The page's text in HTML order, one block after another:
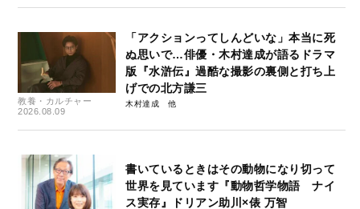
教養・カルチャー
2026.08.09
「アクションってしんどいな」本当に死
ぬ思いで…俳優・木村達成が語るドラマ
版『水滸伝』過酷な撮影の裏側と打ち上
げでの北方謙三
木村達成
書いているときはその動物になり切って
世界を見ています『動物哲学物語 ナイ
ス実存』ドリアン助川×俵 万智